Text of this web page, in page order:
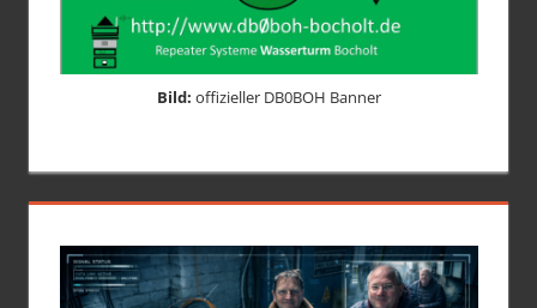
Bild: offizieller DB0BOH Banner